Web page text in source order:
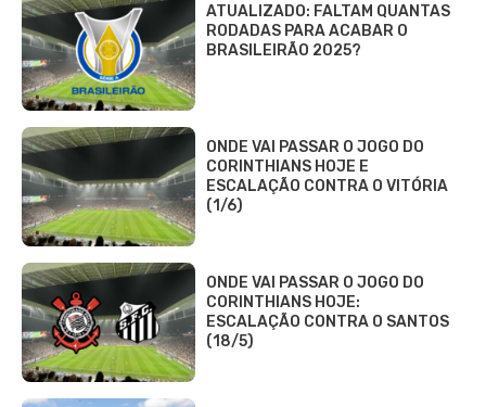
ATUALIZADO: FALTAM QUANTAS
RODADAS PARA ACABAR O
BRASILEIRÃO 2025?
ONDE VAI PASSAR O JOGO DO
CORINTHIANS HOJE E
ESCALAÇÃO CONTRA O VITÓRIA
(1/6)
ONDE VAI PASSAR O JOGO DO
CORINTHIANS HOJE:
ESCALAÇÃO CONTRA O SANTOS
(18/5)